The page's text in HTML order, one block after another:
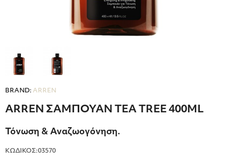
BRAND: ARREN
ARREN ΣΑΜΠΟΥΑΝ TEA TREE 400ML
Τόνωση & Αναζωογόνηση.
ΚΩΔΙΚΟΣ:03570